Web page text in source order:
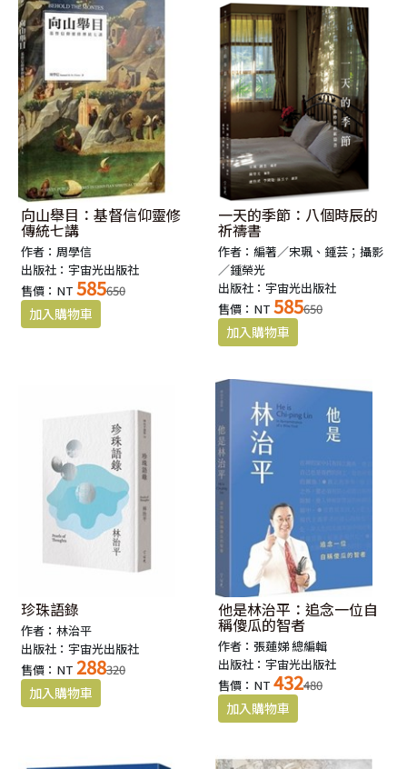
向山舉目：基督信仰靈修
傳統七講
作者：周學信
出版社：宇宙光出版社
售價：NT 585650
一天的季節：八個時辰的
祈禱書
作者：編著／宋珮、鍾芸；攝影
／鍾榮光
出版社：宇宙光出版社
售價：NT 585650
珍珠語錄
作者：林治平
出版社：宇宙光出版社
售價：NT 288320
他是林治平：追念一位自
稱傻瓜的智者
作者：張蓮娣 總編輯
出版社：宇宙光出版社
售價：NT 432480